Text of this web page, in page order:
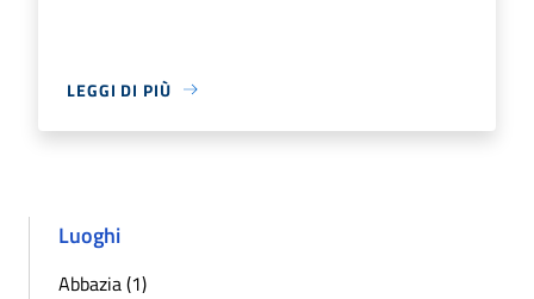
LEGGI DI PIÙ
Luoghi
Abbazia (1)